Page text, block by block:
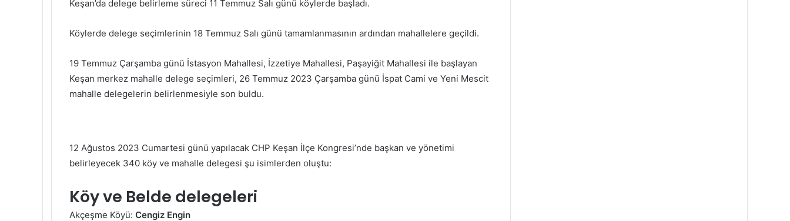
Keşan’da delege belirleme süreci 11 Temmuz Salı günü köylerde başladı.
Köylerde delege seçimlerinin 18 Temmuz Salı günü tamamlanmasının ardından mahallelere geçildi.
19 Temmuz Çarşamba günü İstasyon Mahallesi, İzzetiye Mahallesi, Paşayiğit Mahallesi ile başlayan
Keşan merkez mahalle delege seçimleri, 26 Temmuz 2023 Çarşamba günü İspat Cami ve Yeni Mescit
mahalle delegelerin belirlenmesiyle son buldu.
12 Ağustos 2023 Cumartesi günü yapılacak CHP Keşan İlçe Kongresi’nde başkan ve yönetimi
belirleyecek 340 köy ve mahalle delegesi şu isimlerden oluştu:
Köy ve Belde delegeleri
Akçeşme Köyü: Cengiz Engin